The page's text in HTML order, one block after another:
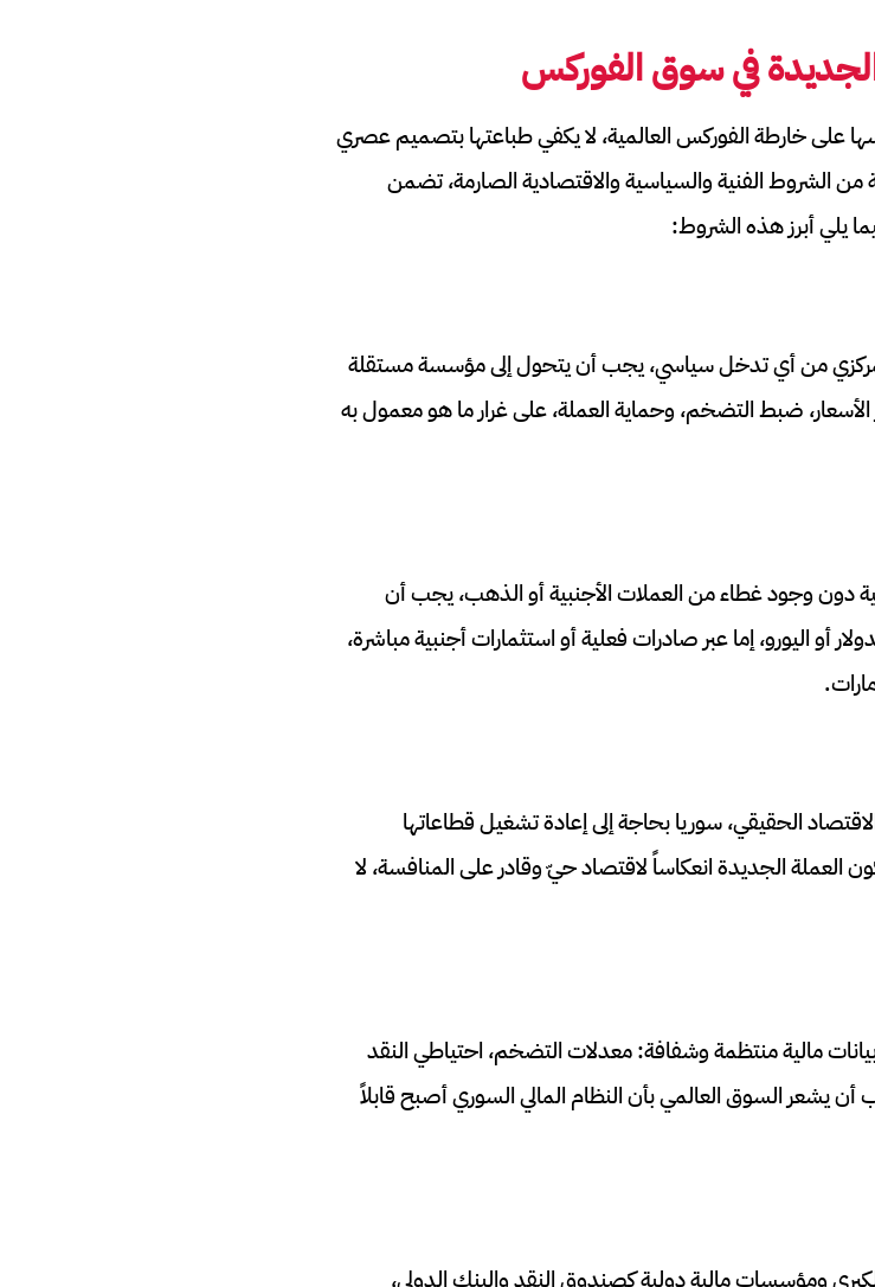
في سوق الفوركس
على خارطة الفوركس العالمية، لا يكفي طباعتها بتصميم عصري
الشروط الفنية والسياسية والاقتصادية الصارمة، تضمن
يلي أبرز هذه الشروط:
من أي تدخل سياسي، يجب أن يتحول إلى مؤسسة مستقلة
الأسعار، ضبط التضخم، وحماية العملة، على غرار ما هو معمول به
دون وجود غطاء من العملات الأجنبية أو الذهب، يجب أن
أو اليورو، إما عبر صادرات فعلية أو استثمارات أجنبية مباشرة،
الحقيقي، سوريا بحاجة إلى إعادة تشغيل قطاعاتها
العملة الجديدة انعكاساً لاقتصاد حيّ وقادر على المنافسة، لا
مالية منتظمة وشفافة: معدلات التضخم، احتياطي النقد
أن يشعر السوق العالمي بأن النظام المالي السوري أصبح قابلاً
ومؤسسات مالية دولية كصندوق النقد والبنك الدولي،